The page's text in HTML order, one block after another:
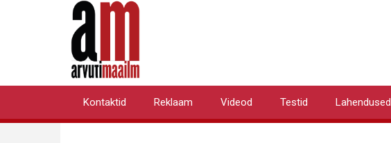
Primary
Kontaktid Reklaam Videod Testid Lahendused